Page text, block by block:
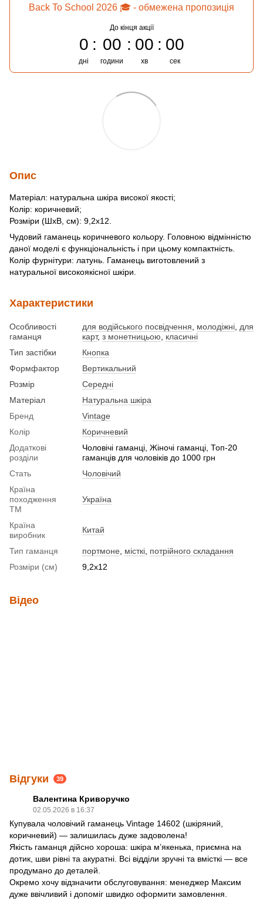
Back To School 2026 🎓 - обмежена пропозиція
До кінця акції
0
дні
00
години
00
хв
00
сек
Опис
Матеріал: натуральна шкіра високої якості;
Колір: коричневий;
Розміри (ШхВ, см): 9,2x12.
Чудовий гаманець коричневого кольору. Головною відмінністю
даної моделі є функціональність і при цьому компактність.
Колір фурнітури: латунь. Гаманець виготовлений з
натуральної високоякісної шкіри.
Характеристики
Особливості
гаманця
для водійського посвідчення молодіжні для
карт, з монетницьою
класичні
Тип застібки
Кнопка
Формфактор
Вертикальний
Розмір
Середні
Матеріал
Натуральна шкіра
Бренд
Vintage
Колір
Коричневий
Додаткові
розділи
Чоловічі гаманці, Жіночі гаманці, Топ-20
гаманців для чоловіків до 1000 грн
Стать
Чоловічий
Країна
походження
ТМ
Україна
Країна
виробник
Китай
Тип гаманця портмоне місткі потрійного складання
Розміри (см)
9,2x12
Відео
Відгуки 39
Валентина Криворучко
02.05.2026 в 16:37
Купувала чоловічий гаманець Vintage 14602 (шкіряний,
коричневий) — залишилась дуже задоволена!
Якість гаманця дійсно хороша: шкіра м’якенька, приємна на
дотик, шви рівні та акуратні. Всі відділи зручні та вмісткі — все
продумано до деталей.
Окремо хочу відзначити обслуговування: менеджер Максим
дуже ввічливий і допоміг швидко оформити замовлення.